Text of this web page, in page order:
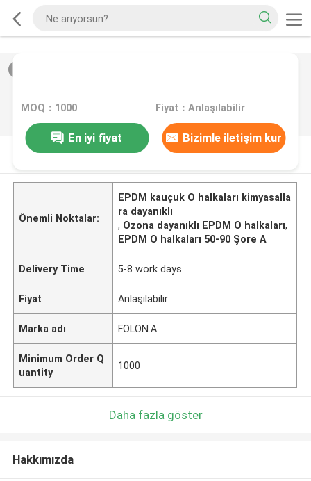
MOQ：1000 Fiyat：Anlaşılabilir
En iyi fiyat
Bizimle iletişim kur
ÜRüN AçıKLAMASı
Önemli Noktalar:
EPDM kauçuk O halkaları kimyasalla
ra dayanıklı
, Ozona dayanıklı EPDM O halkaları,
EPDM O halkaları 50-90 Şore A
Delivery Time 5-8 work days
Fiyat Anlaşılabilir
Marka adı FOLON.A
Minimum Order Q
uantity
1000
Daha fazla göster
Hakkımızda